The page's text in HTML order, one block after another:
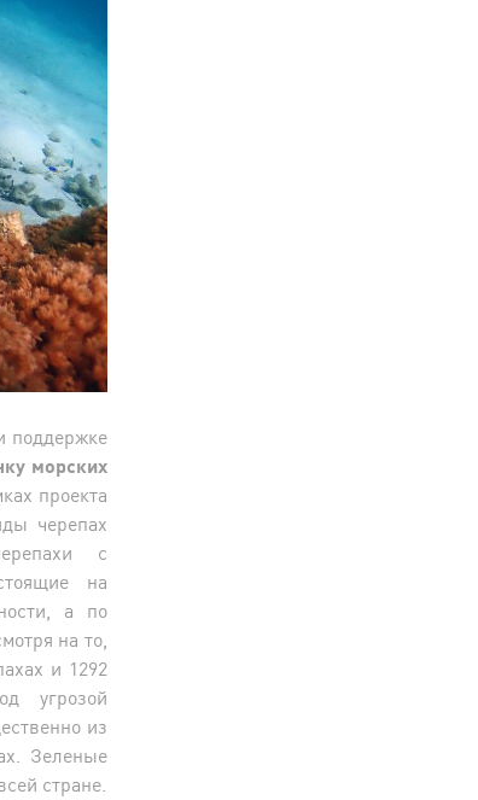
поддержке
морских
проекта
черепах
с
на
а по
на то,
и 1292
угрозой
из
Зеленые
стране.